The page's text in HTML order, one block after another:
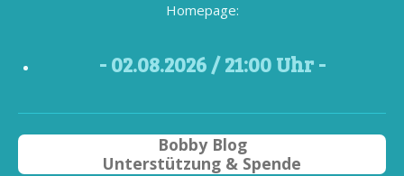
Homepage:
- 02.08.2026 / 21:00 Uhr -
Bobby Blog
Unterstützung & Spende